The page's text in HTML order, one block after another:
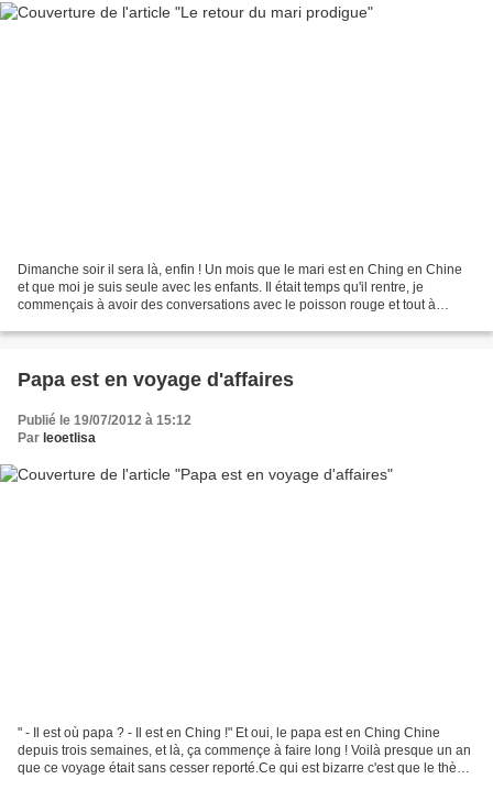
Dimanche soir il sera là, enfin ! Un mois que le mari est en Ching en Chine
et que moi je suis seule avec les enfants. Il était temps qu'il rentre, je
commençais à avoir des conversations avec le poisson rouge et tout à
Papa est en voyage d'affaires
Publié le 19/07/2012 à 15:12
Par leoetlisa
" - Il est où papa ? - Il est en Ching !" Et oui, le papa est en Ching Chine
depuis trois semaines, et là, ça commençe à faire long ! Voilà presque un an
que ce voyage était sans cesser reporté.Ce qui est bizarre c'est que le thème